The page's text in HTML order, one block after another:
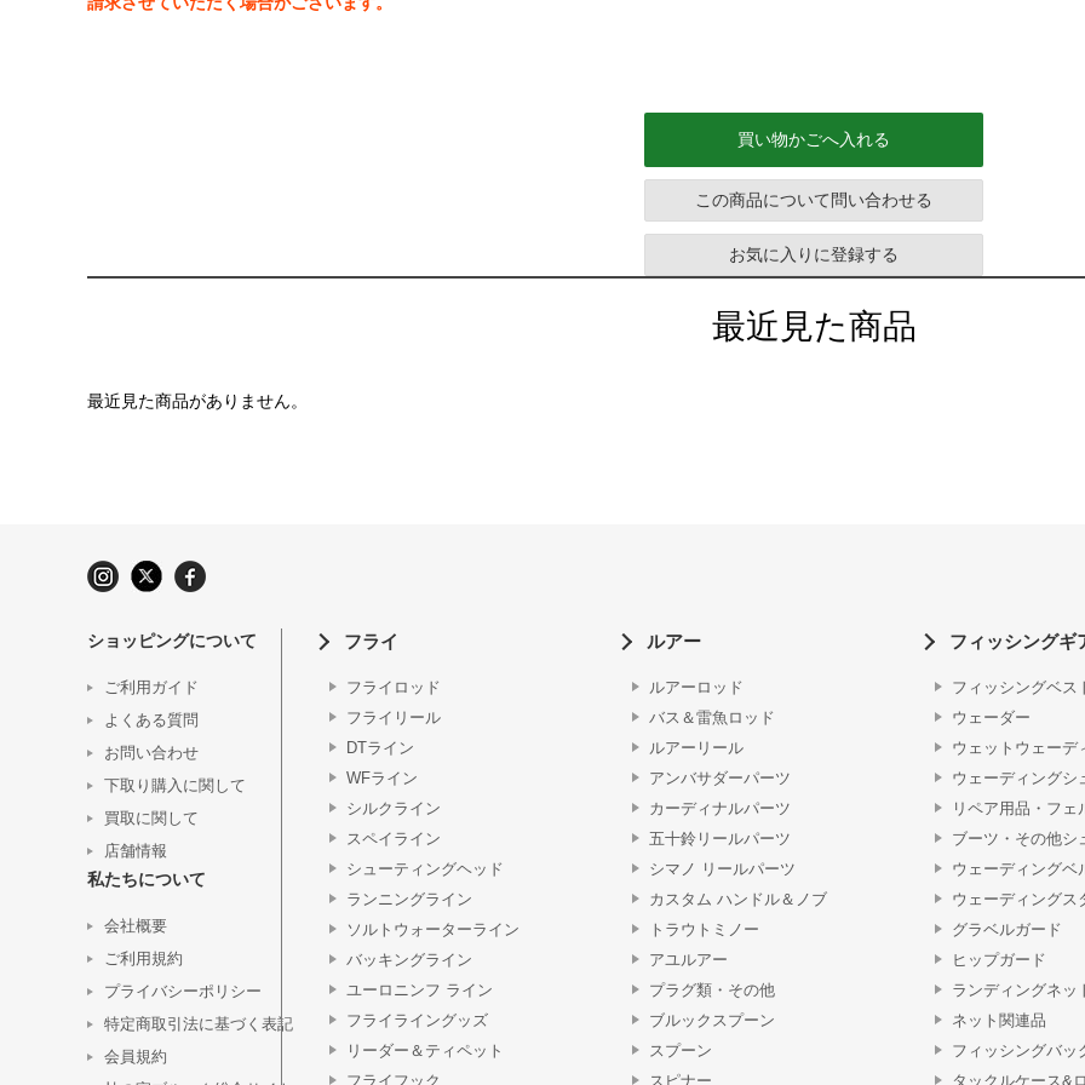
買い物かごへ入れる
この商品について問い合わせる
お気に入りに登録する
最近見た商品
最近見た商品がありません。
ショッピングについて
ご利用ガイド
よくある質問
お問い合わせ
下取り購入に関して
買取に関して
店舗情報
私たちについて
会社概要
ご利用規約
プライバシーポリシー
特定商取引法に基づく表記
会員規約
フライ
フライロッド
フライリール
DTライン
WFライン
シルクライン
スペイライン
シューティングヘッド
ランニングライン
ソルトウォーターライン
バッキングライン
ユーロニンフ ライン
フライライングッズ
リーダー＆ティペット
フライフック
ルアー
ルアーロッド
バス＆雷魚ロッド
ルアーリール
アンバサダーパーツ
カーディナルパーツ
五十鈴リールパーツ
シマノ リールパーツ
カスタム ハンドル＆ノブ
トラウトミノー
アユルアー
プラグ類・その他
ブルックスプーン
スプーン
スピナー
フィッシングギ
フィッシングベス
ウェーダー
ウェットウェーデ
ウェーディングシ
リペア用品・フェ
ブーツ・その他シ
ウェーディングベ
ウェーディングス
グラベルガード
ヒップガード
ランディングネッ
ネット関連品
フィッシングバッ
タックルケース&